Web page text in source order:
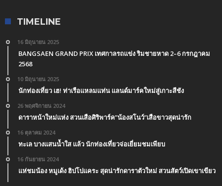
TIMELINE
16 มิถุนายน 2025
BANGSAEN GRAND PRIX เทศกาลรถแข่ง ริมชายหาด 2–6 กรกฎาคม
2568
10 มิถุนายน 2025
นักท่องเที่ยว เฮ! ท่าเรือแหลมแท่น แลนด์มาร์คใหม่สู่เกาะสีชัง
26 พฤศจิกายน 2024
ดาราหน้าใหม่แห่ง สวนเสือศิริพาร์ค”น้องสโนว์”เสือขาวสุดน่ารัก
16 ตุลาคม 2024
ทะเล บางแสนน้ำใส แล้ว นักท่องเที่ยวจ่อเยี่ยมชมเพียบ
16 กันยายน 2024
แห่ชมน้อง หมูเด้ง ฮิปโปแคระ สุดน่ารักดาราตัวใหม่ สวนสัตว์เปิดเขาเขียว